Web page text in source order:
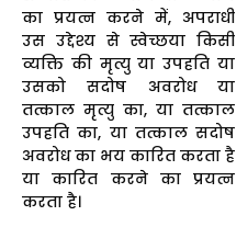
का प्रयत्न करने में, अपराधी
उस उद्देश्य से स्वेच्छया किसी
व्यक्ति की मृत्यु या उपहति या
उसको सदोष अवरोध या
तत्काल मृत्यु का, या तत्काल
उपहति का, या तत्काल सदोष
अवरोध का भय कारित करता है
या कारित करने का प्रयत्न
करता है।